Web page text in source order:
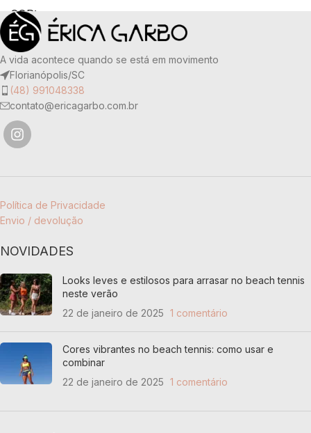
COR
TAMANHO M
TECIDO
90% poliamida e 10% elastano
COR
A vida acontece quando se está em movimento
Florianópolis/SC
(48) 991048338
contato@ericagarbo.com.br
Política de Privacidade
Envio / devolução
NOVIDADES
Looks leves e estilosos para arrasar no beach tennis
neste verão
22 de janeiro de 2025 1 comentário
Cores vibrantes no beach tennis: como usar e
combinar
22 de janeiro de 2025 1 comentário